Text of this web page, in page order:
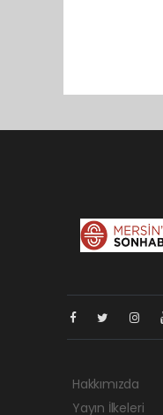
Hakkımızda
Yayın İlkeleri